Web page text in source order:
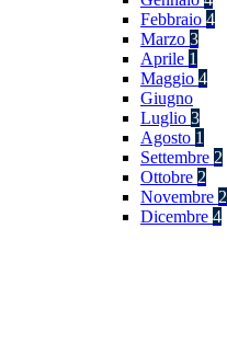
Febbraio 4
Marzo 3
Aprile 1
Maggio 4
Giugno
Luglio 3
Agosto 1
Settembre 2
Ottobre 2
Novembre 2
Dicembre 4